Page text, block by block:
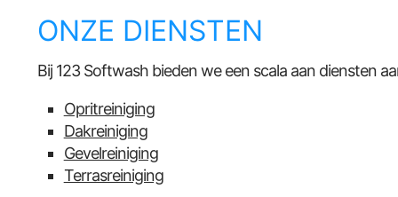
ONZE DIENSTEN
Bij 123 Softwash bieden we een scala aan diensten
Opritreiniging
Dakreiniging
Gevelreiniging
Terrasreiniging